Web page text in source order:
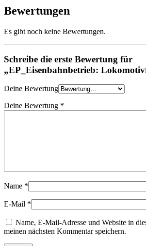
Bewertungen
Es gibt noch keine Bewertungen.
Schreibe die erste Bewertung für
„EP_Eisenbahnbetrieb:
Deine Bewertung
Deine Bewertung *
Name *
E-Mail *
Name, E-Mail-Adresse und Website in
meinen nächsten Kommentar speichern.